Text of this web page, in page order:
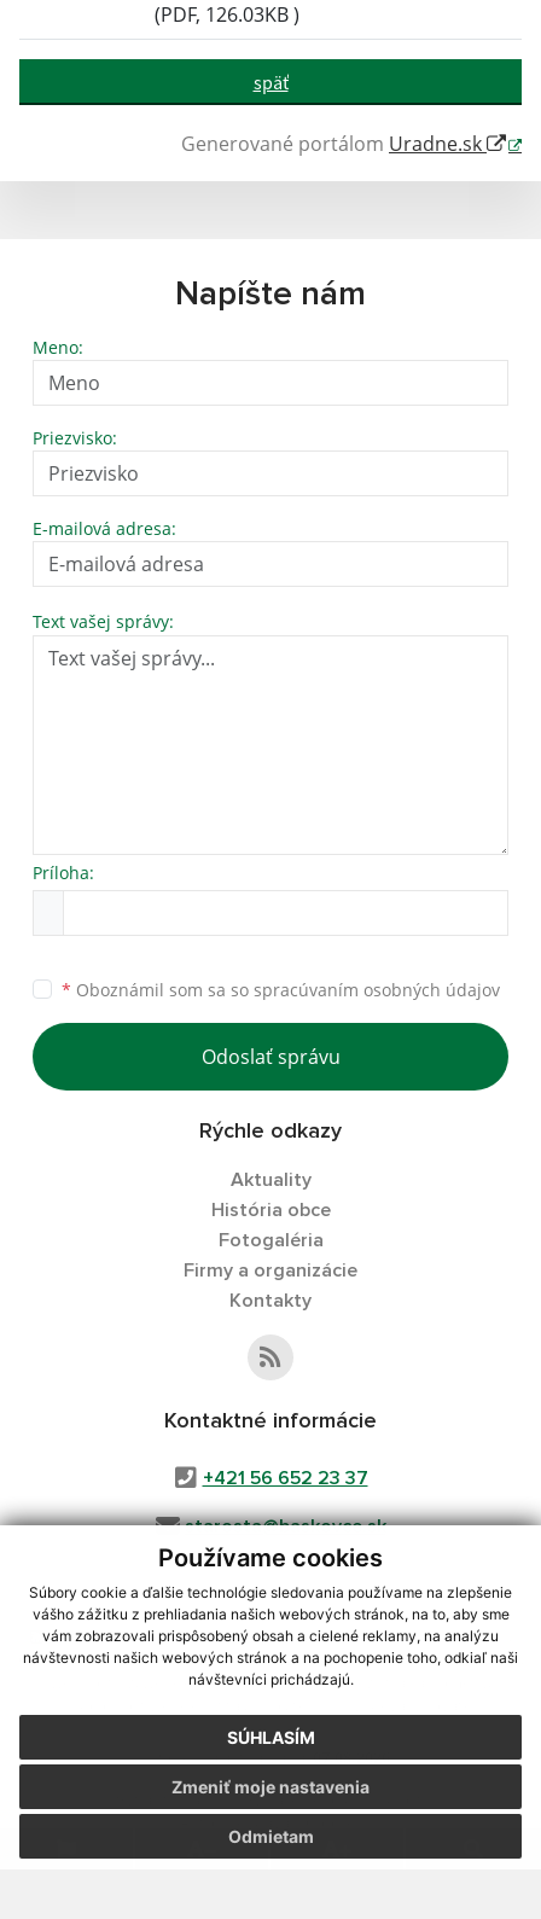
Používame cookies
Súbory cookie a ďalšie technológie sledovania používame na zlepšenie
vášho zážitku z prehliadania našich webových stránok, na to, aby sme
vám zobrazovali prispôsobený obsah a cielené reklamy, na analýzu
návštevnosti našich webových stránok a na pochopenie toho, odkiaľ naši
návštevníci prichádzajú.
SÚHLASÍM
Odmietam
Zmeniť moje nastavenia
(PDF, 126.03KB )
späť
Generované portálom Uradne.sk
Napíšte nám
Meno:
Priezvisko:
E-mailová adresa:
Text vašej správy:
Príloha:
* Oboznámil som sa so spracúvaním osobných údajov
Odoslať správu
Rýchle odkazy
Aktuality
História obce
Fotogaléria
Firmy a organizácie
Kontakty
Kontaktné informácie
+421 56 652 23 37
starosta@baskovce.sk
využite možnosť získavania aktuálnych informácií s využitím RSS
CMS systém (redakčný) systém ECHELON 2,Mapa stránok,web portál
webex.digital, s.r.o.,domény,registrácia domény
Posledná aktualizácia:07.08.2026
Vytlačiť stránku|Vyhlásenie o prístupnosti